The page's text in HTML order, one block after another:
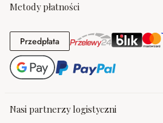
Metody płatności
PrzedpłataPrzedpłata
Nasi partnerzy logistyczni